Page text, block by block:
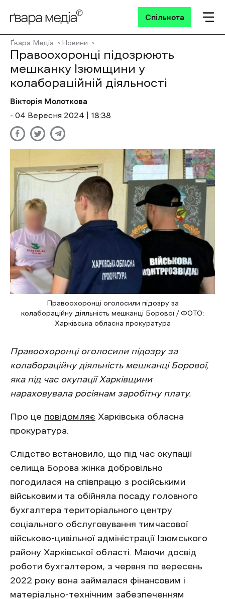
Спільнота
Ґвара Медіа Новини
Правоохоронці підозрюють
мешканку Ізюмщини у
колабораційній діяльності
Вікторія Молоткова
- 04 Вересня 2024 | 18:38
Правоохоронці оголосили підозру за
колабораційну діяльність мешканці Борової / ФОТО:
Харківська обласна прокуратура
Правоохоронці оголосили підозру за
колабораційну діяльність мешканці Борової,
яка під час окупації Харківщини
нараховувала росіянам заробітну плату.
Про це повідомляє Харківська обласна
прокуратура.
Слідство встановило, що під час окупації
селища Борова жінка добровільно
погодилася на співпрацю з російськими
військовими та обійняла посаду головного
бухгалтера територіального центру
соціального обслуговування тимчасової
військово-цивільної адміністрації Ізюмського
району Харківської області. Маючи досвід
роботи бухгалтером, з червня по вересень
2022 року вона займалася фінансовим і
матеріально-технічним забезпеченням